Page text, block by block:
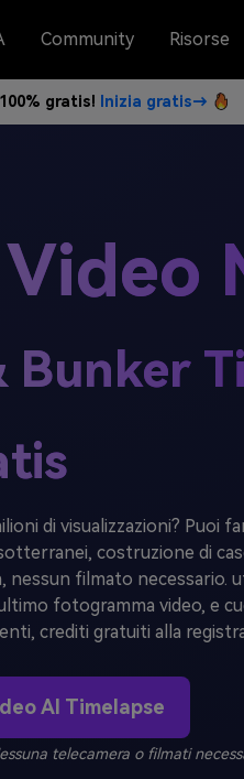
Community Risorse
gratis! Inizia gratis→
di visualizzazioni? Puoi
costruzione di
nessun filmato necessario.
fotogramma video, e
crediti gratuiti alla
AI Timelapse
telecamera o filmati